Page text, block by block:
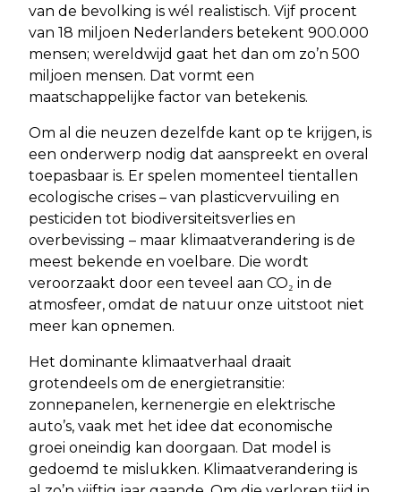
van de bevolking is wél realistisch. Vijf procent
van 18 miljoen Nederlanders betekent 900.000
mensen; wereldwijd gaat het dan om zo’n 500
miljoen mensen. Dat vormt een
maatschappelijke factor van betekenis.
Om al die neuzen dezelfde kant op te krijgen, is
een onderwerp nodig dat aanspreekt en overal
toepasbaar is. Er spelen momenteel tientallen
ecologische crises – van plasticvervuiling en
pesticiden tot biodiversiteitsverlies en
overbevissing – maar klimaatverandering is de
meest bekende en voelbare. Die wordt
veroorzaakt door een teveel aan CO₂ in de
atmosfeer, omdat de natuur onze uitstoot niet
meer kan opnemen.
Het dominante klimaatverhaal draait
grotendeels om de energietransitie:
zonnepanelen, kernenergie en elektrische
auto’s, vaak met het idee dat economische
groei oneindig kan doorgaan. Dat model is
gedoemd te mislukken. Klimaatverandering is